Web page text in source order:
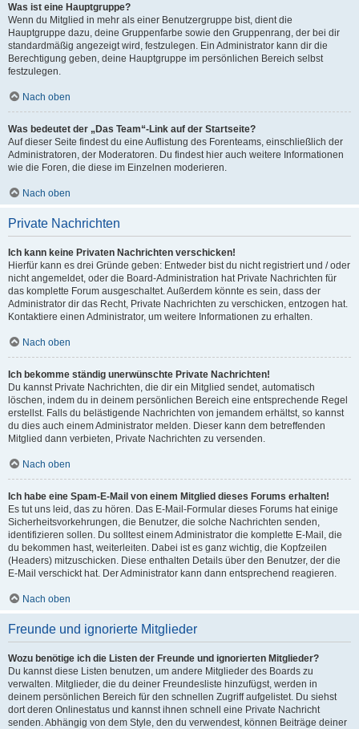
Was ist eine Hauptgruppe?
Wenn du Mitglied in mehr als einer Benutzergruppe bist, dient die
Hauptgruppe dazu, deine Gruppenfarbe sowie den Gruppenrang, der bei dir
standardmäßig angezeigt wird, festzulegen. Ein Administrator kann dir die
Berechtigung geben, deine Hauptgruppe im persönlichen Bereich selbst
festzulegen.
Nach oben
Was bedeutet der „Das Team“-Link auf der Startseite?
Auf dieser Seite findest du eine Auflistung des Forenteams, einschließlich der
Administratoren, der Moderatoren. Du findest hier auch weitere Informationen
wie die Foren, die diese im Einzelnen moderieren.
Nach oben
Private Nachrichten
Ich kann keine Privaten Nachrichten verschicken!
Hierfür kann es drei Gründe geben: Entweder bist du nicht registriert und / oder
nicht angemeldet, oder die Board-Administration hat Private Nachrichten für
das komplette Forum ausgeschaltet. Außerdem könnte es sein, dass der
Administrator dir das Recht, Private Nachrichten zu verschicken, entzogen hat.
Kontaktiere einen Administrator, um weitere Informationen zu erhalten.
Nach oben
Ich bekomme ständig unerwünschte Private Nachrichten!
Du kannst Private Nachrichten, die dir ein Mitglied sendet, automatisch
löschen, indem du in deinem persönlichen Bereich eine entsprechende Regel
erstellst. Falls du belästigende Nachrichten von jemandem erhältst, so kannst
du dies auch einem Administrator melden. Dieser kann dem betreffenden
Mitglied dann verbieten, Private Nachrichten zu versenden.
Nach oben
Ich habe eine Spam-E-Mail von einem Mitglied dieses Forums erhalten!
Es tut uns leid, das zu hören. Das E-Mail-Formular dieses Forums hat einige
Sicherheitsvorkehrungen, die Benutzer, die solche Nachrichten senden,
identifizieren sollen. Du solltest einem Administrator die komplette E-Mail, die
du bekommen hast, weiterleiten. Dabei ist es ganz wichtig, die Kopfzeilen
(Headers) mitzuschicken. Diese enthalten Details über den Benutzer, der die
E-Mail verschickt hat. Der Administrator kann dann entsprechend reagieren.
Nach oben
Freunde und ignorierte Mitglieder
Wozu benötige ich die Listen der Freunde und ignorierten Mitglieder?
Du kannst diese Listen benutzen, um andere Mitglieder des Boards zu
verwalten. Mitglieder, die du deiner Freundesliste hinzufügst, werden in
deinem persönlichen Bereich für den schnellen Zugriff aufgelistet. Du siehst
dort deren Onlinestatus und kannst ihnen schnell eine Private Nachricht
senden. Abhängig von dem Style, den du verwendest, können Beiträge deiner